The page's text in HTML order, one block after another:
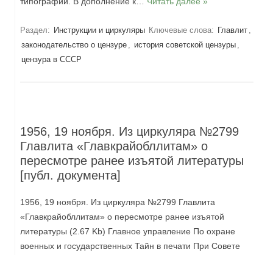
Раздел: Инструкции и циркуляры Ключевые слова: Главлит ,
законодательство о цензуре , история советской цензуры ,
цензура в СССР
1956, 19 ноября. Из циркуляра №2799
Главлита «Главкрайобллитам» о
пересмотре ранее изъятой литературы
[публ. документа]
1956, 19 ноября. Из циркуляра №2799 Главлита
«Главкрайобллитам» о пересмотре ранее изъятой
литературы (2.67 Kb) Главное управление По охране
военных и государственных Тайн в печати При Совете